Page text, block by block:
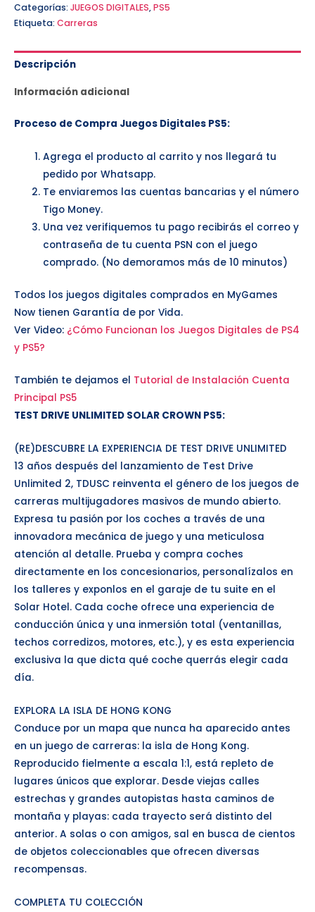
Categorías: JUEGOS DIGITALES,PS5
Etiqueta: Carreras
Descripción
Información adicional
Proceso de Compra Juegos Digitales PS5:
Agrega el producto al carrito y nos llegará tu
pedido por Whatsapp.
Te enviaremos las cuentas bancarias y el número
Tigo Money.
Una vez verifiquemos tu pago recibirás el correo y
contraseña de tu cuenta PSN con el juego
comprado. (No demoramos más de 10 minutos)
Todos los juegos digitales comprados en MyGames
Now tienen Garantía de por Vida.
Ver Video: ¿Cómo Funcionan los Juegos Digitales de PS4
y PS5?
También te dejamos el Tutorial de Instalación Cuenta
Principal PS5
TEST DRIVE UNLIMITED SOLAR CROWN PS5:
(RE)DESCUBRE LA EXPERIENCIA DE TEST DRIVE UNLIMITED
13 años después del lanzamiento de Test Drive
Unlimited 2, TDUSC reinventa el género de los juegos de
carreras multijugadores masivos de mundo abierto.
Expresa tu pasión por los coches a través de una
innovadora mecánica de juego y una meticulosa
atención al detalle. Prueba y compra coches
directamente en los concesionarios, personalízalos en
los talleres y exponlos en el garaje de tu suite en el
Solar Hotel. Cada coche ofrece una experiencia de
conducción única y una inmersión total (ventanillas,
techos corredizos, motores, etc.), y es esta experiencia
exclusiva la que dicta qué coche querrás elegir cada
día.
EXPLORA LA ISLA DE HONG KONG
Conduce por un mapa que nunca ha aparecido antes
en un juego de carreras: la isla de Hong Kong.
Reproducido fielmente a escala 1:1, está repleto de
lugares únicos que explorar. Desde viejas calles
estrechas y grandes autopistas hasta caminos de
montaña y playas: cada trayecto será distinto del
anterior. A solas o con amigos, sal en busca de cientos
de objetos coleccionables que ofrecen diversas
recompensas.
COMPLETA TU COLECCIÓN